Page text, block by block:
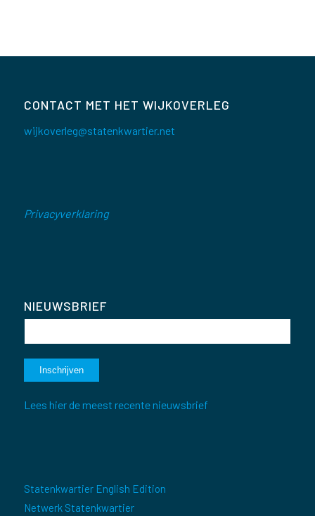
CONTACT MET HET WIJKOVERLEG
wijkoverleg@statenkwartier.net
Privacyverklaring
NIEUWSBRIEF
Lees hier de meest recente nieuwsbrief
Statenkwartier English Edition
Netwerk Statenkwartier